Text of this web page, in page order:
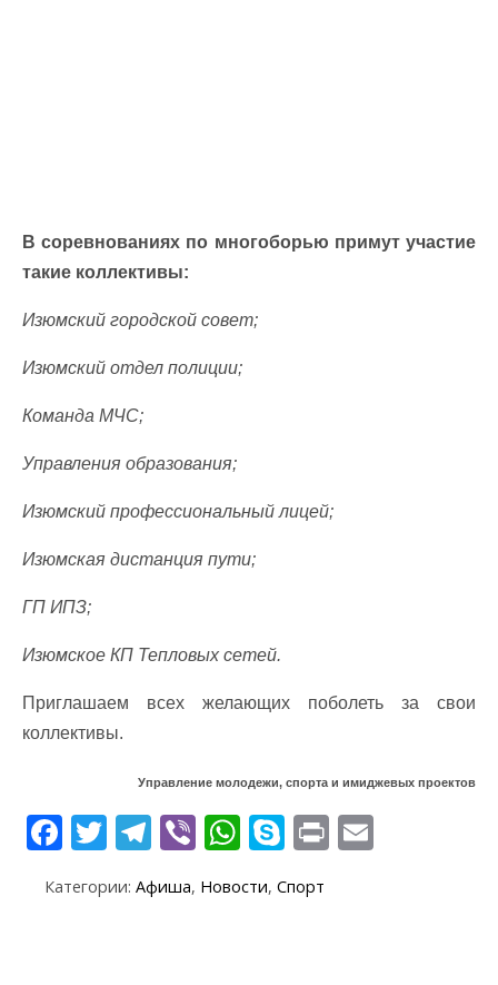
В соревнованиях по многоборью примут участие
такие коллективы:
Изюмский городской совет;
Изюмский отдел полиции;
Команда МЧС;
Управления образования;
Изюмский профессиональный лицей;
Изюмская дистанция пути;
ГП ИПЗ;
Изюмское КП Тепловых сетей.
Приглашаем всех желающих поболеть за свои
коллективы.
Управление молодежи, спорта и имиджевых проектов
F
e
T
itt
T
el
e
Vi
er
W
at
S
y
Pr
Категории: Афиша, Новости, Спорт